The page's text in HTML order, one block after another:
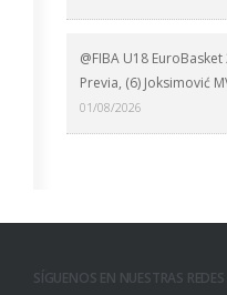
@FIBA U18
Previa, (6) Joksimović
01/08/2026
SÍGUENOS EN NUESTRAS